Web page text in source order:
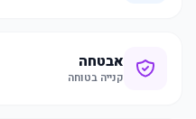
אבטחה
קנייה בטוחה